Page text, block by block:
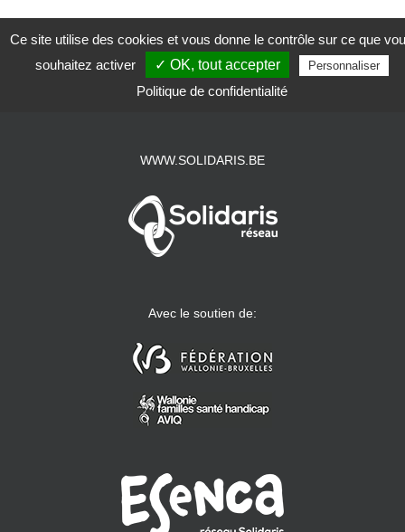
WWW.SOLIDARIS.BE
Avec le soutien de:
Ce site utilise des cookies et vous donne le contrôle sur ce que
souhaitez activer
✓ OK, tout accepter Personnaliser
Politique de confidentialité